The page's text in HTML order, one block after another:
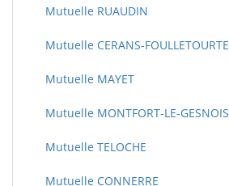
Mutuelle RUAUDIN
Mutuelle CERANS-FOULLETOURTE
Mutuelle MAYET
Mutuelle MONTFORT-LE-GESNOIS
Mutuelle TELOCHE
Mutuelle CONNERRE